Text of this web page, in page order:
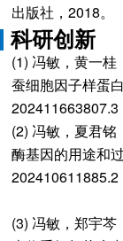
出版社，2018。
科研创新
(1) 冯敏，黄一
蚕细胞因子样蛋
(2) 冯敏，夏君
酶基因的用途和
(3) 冯敏，郑宇